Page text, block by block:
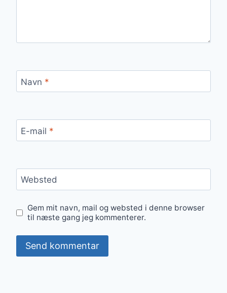
Navn *
E-mail *
Websted
Gem mit navn, mail og websted i denne browser
til næste gang jeg kommenterer.